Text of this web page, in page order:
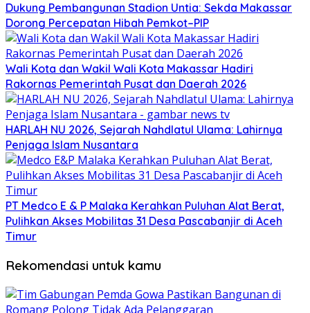
Dukung Pembangunan Stadion Untia: Sekda Makassar
Dorong Percepatan Hibah Pemkot–PIP
Wali Kota dan Wakil Wali Kota Makassar Hadiri
Rakornas Pemerintah Pusat dan Daerah 2026
HARLAH NU 2026, Sejarah Nahdlatul Ulama: Lahirnya
Penjaga Islam Nusantara
PT Medco E & P Malaka Kerahkan Puluhan Alat Berat,
Pulihkan Akses Mobilitas 31 Desa Pascabanjir di Aceh
Timur
Rekomendasi untuk kamu